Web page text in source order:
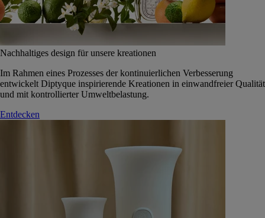
Nachhaltiges design für unsere kreationen
Im Rahmen eines Prozesses der kontinuierlichen Verbesserung
entwickelt Diptyque inspirierende Kreationen in einwandfreier Qualität
und mit kontrollierter Umweltbelastung.
Entdecken